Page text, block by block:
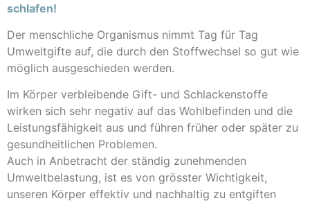
schlafen!
Der menschliche Organismus nimmt Tag für Tag
Umweltgifte auf, die durch den Stoffwechsel so gut wie
möglich ausgeschieden werden.
Im Körper verbleibende Gift- und Schlackenstoffe
wirken sich sehr negativ auf das Wohlbefinden und die
Leistungsfähigkeit aus und führen früher oder später zu
gesundheitlichen Problemen.
Auch in Anbetracht der ständig zunehmenden
Umweltbelastung, ist es von grösster Wichtigkeit,
unseren Körper effektiv und nachhaltig zu entgiften